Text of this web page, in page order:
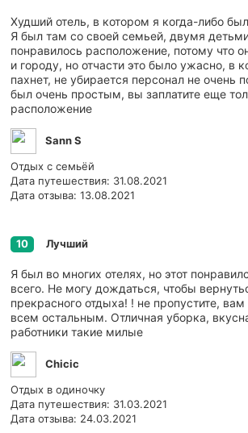
Худший отель, в котором я когда-либо
Я был там со своей семьей, двумя
понравилось расположение, потому что
и городу, но отчасти это было ужасно, в
пахнет, не убирается персонал не очень
был очень простым, вы заплатите еще
расположение
Sann S
Отдых с семьёй
Дата путешествия: 31.08.2021
Дата отзыва: 13.08.2021
10 Лучший
Я был во многих отелях, но этот
всего. Не могу дождаться, чтобы
прекрасного отдыха! ! не пропустите,
всем остальным. Отличная уборка,
работники такие милые
Chicic
Отдых в одиночку
Дата путешествия: 31.03.2021
Дата отзыва: 24.03.2021